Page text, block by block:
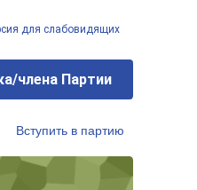
для слабовидящих
члена Партии
Вступить в партию